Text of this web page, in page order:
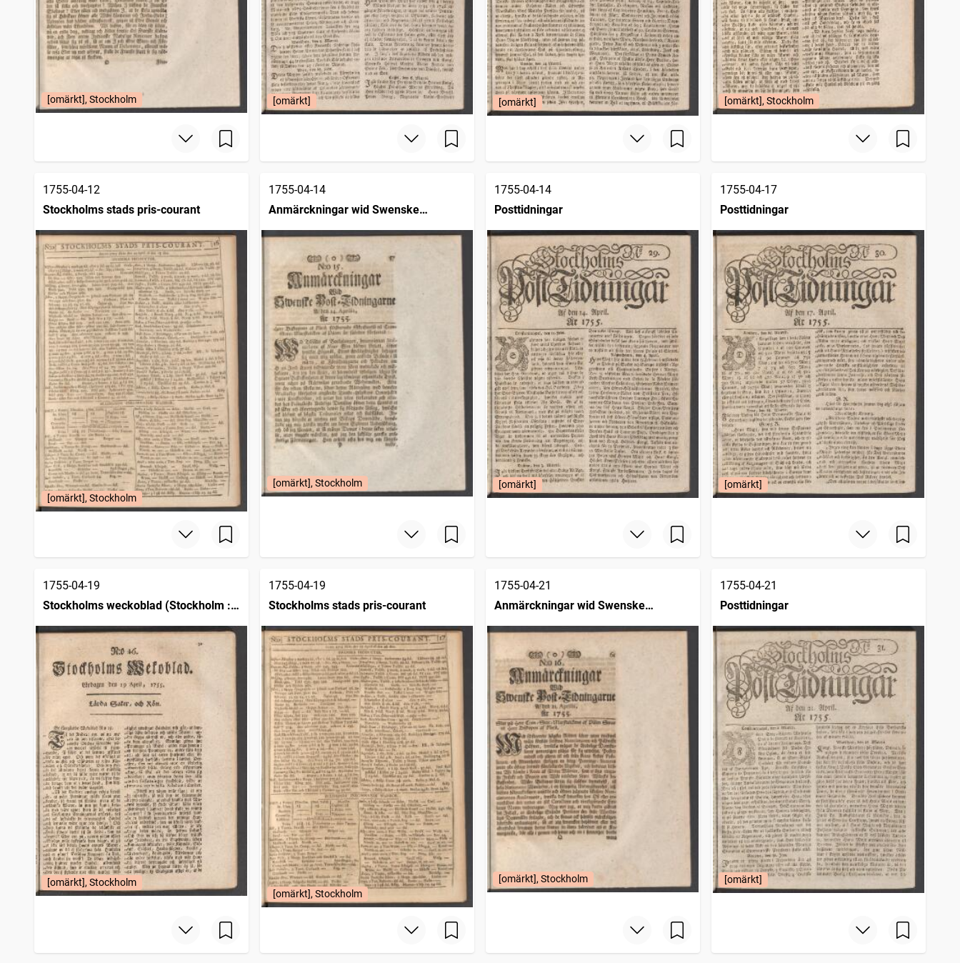
[omärkt], Stockholm [omärkt] [omärkt] [omärkt], Stockholm
1755-04-12
Stockholms stads pris-courant
[omärkt], Stockholm
1755-04-14
Anmärckningar wid Swenske
[omärkt], Stockholm
1755-04-14
Posttidningar
[omärkt]
1755-04-17
Posttidningar
[omärkt]
1755-04-19
Stockholms weckoblad (Stockholm :
1745)
[omärkt], Stockholm
1755-04-19
Stockholms stads pris-courant
[omärkt], Stockholm
1755-04-21
Anmärckningar wid Swenske
posttidningarne
[omärkt], Stockholm
1755-04-21
Posttidningar
[omärkt]